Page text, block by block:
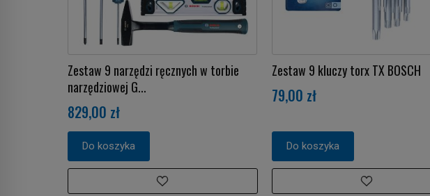
Zestaw 9 narzędzi ręcznych w torbie
narzędziowej G...
829,00 zł
Do koszyka
Zestaw 9 kluczy torx TX BOSCH
79,00 zł
Do koszyka